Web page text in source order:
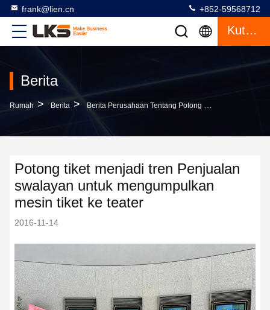
frank@lien.cn +852-59568712
Kutipan
Berita
Rumah > Berita > Berita Perusahaan Tentang Potong Tiket Menjadi Tren Penjualan Swalayan Untuk Mengumpulkan Mesin Tiket Ke Teater
Potong tiket menjadi tren Penjualan
swalayan untuk mengumpulkan
mesin tiket ke teater
2016-11-14